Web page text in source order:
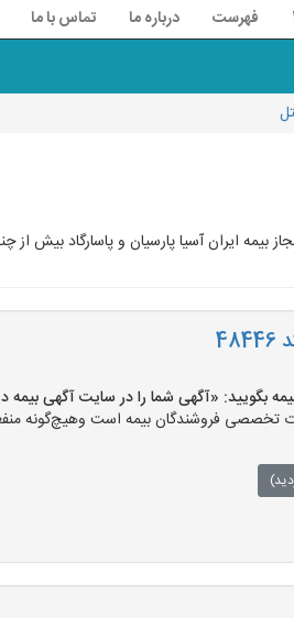
فهرست درباره ما تماس با ما
ایران آسیا پارسیان و پاسارگاد بیش از
«آگهی شما را در سایت آگهی بیمه دیده ام و کد
تخصصی فروشندگان بیمه است وهیچ‌گونه